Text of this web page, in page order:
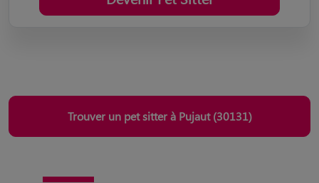
Trouver un pet sitter à Pujaut (30131)